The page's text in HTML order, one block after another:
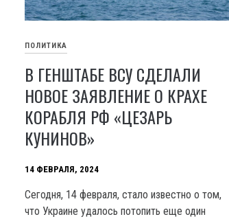
ПОЛИТИКА
В ГЕНШТАБЕ ВСУ СДЕЛАЛИ
НОВОЕ ЗАЯВЛЕНИЕ О КРАХЕ
КОРАБЛЯ РФ «ЦЕЗАРЬ
КУНИНОВ»
14 ФЕВРАЛЯ, 2024
Сегодня, 14 февраля, стало известно о том,
что Украине удалось потопить еще один